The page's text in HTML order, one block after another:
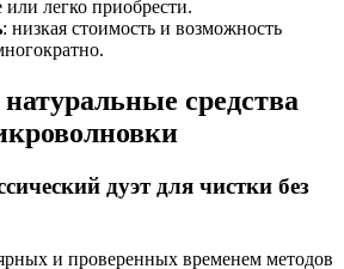
легко приобрести.
: низкая стоимость и возможность
средства
дуэт для чистки без
и проверенных временем методов